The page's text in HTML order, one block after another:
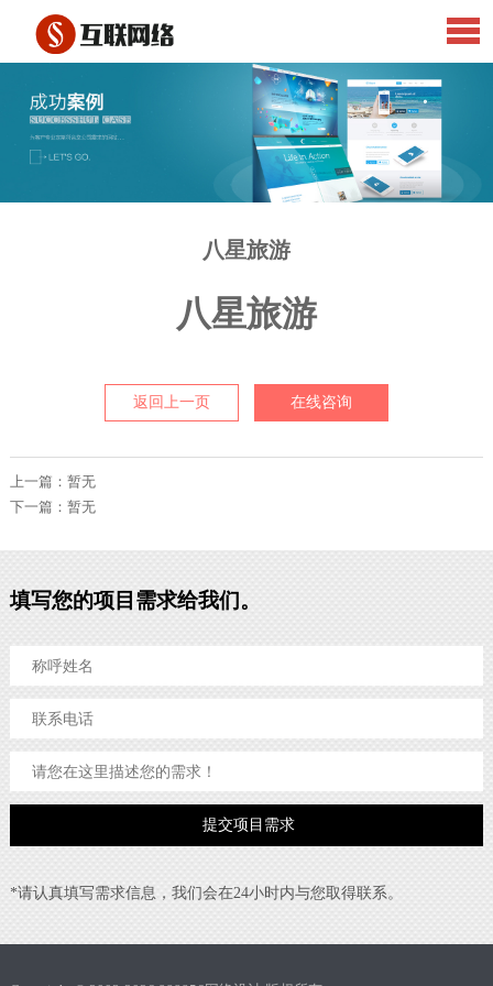
八星旅游
八星旅游
返回上一页 在线咨询
上一篇：暂无
下一篇：暂无
填写您的项目需求给我们。
*请认真填写需求信息，我们会在24小时内与您取得联系。